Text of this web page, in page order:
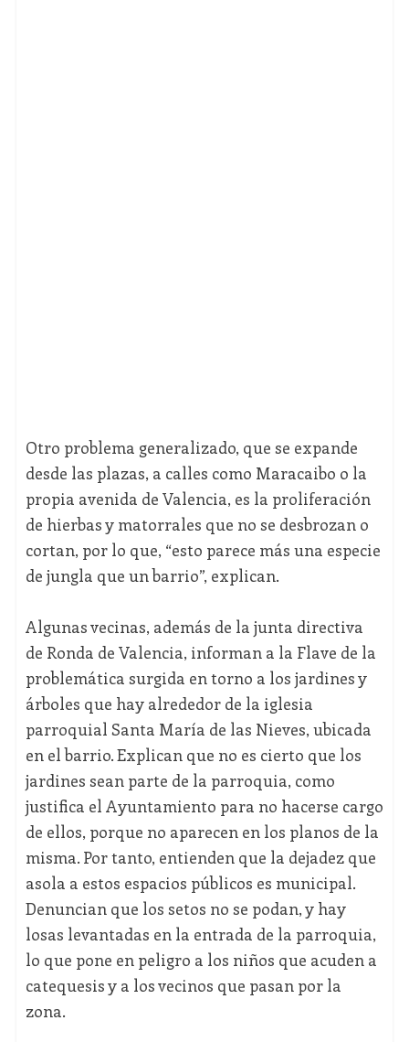
Otro problema generalizado, que se expande
desde las plazas, a calles como Maracaibo o la
propia avenida de Valencia, es la proliferación
de hierbas y matorrales que no se desbrozan o
cortan, por lo que, “esto parece más una especie
de jungla que un barrio”, explican.
Algunas vecinas, además de la junta directiva
de Ronda de Valencia, informan a la Flave de la
problemática surgida en torno a los jardines y
árboles que hay alrededor de la iglesia
parroquial Santa María de las Nieves, ubicada
en el barrio. Explican que no es cierto que los
jardines sean parte de la parroquia, como
justifica el Ayuntamiento para no hacerse cargo
de ellos, porque no aparecen en los planos de la
misma. Por tanto, entienden que la dejadez que
asola a estos espacios públicos es municipal.
Denuncian que los setos no se podan, y hay
losas levantadas en la entrada de la parroquia,
lo que pone en peligro a los niños que acuden a
catequesis y a los vecinos que pasan por la
zona.